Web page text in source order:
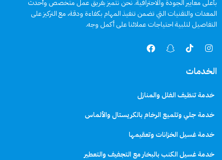
بأعلى معايير الجودة والاحترافية. نحن نتميز بفريق عمل متخصص وأحدث
المعدات والتقنيات التي تضمن تنفيذ المهام بكفاءة ودقة، مع التركيز على
التفاصيل لتلبية احتياجات عملائنا على أكمل وجه.
الخدمات
خدمة تنظيف الفلل والمنازل
خدمة جلي وتلميع الرخام بالكريستال والألماس
خدمة غسيل الخزانات وتعقيمها
خدمة غسيل الكنب بالبخار مع التجفيف والتعطير